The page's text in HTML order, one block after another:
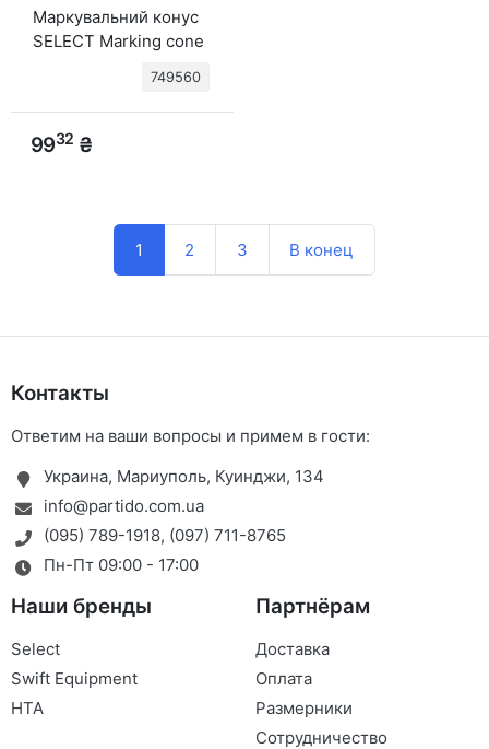
Маркувальний конус
SELECT Marking cone
749560
9932 ₴
1 2 3 В конец
Контакты
Ответим на ваши вопросы и примем в гости:
Украина, Мариуполь, Куинджи, 134
info@partido.com.ua
(095) 789-1918, (097) 711-8765
Пн-Пт 09:00 - 17:00
Наши бренды
Select
Swift Equipment
HTA
Партнёрам
Доставка
Оплата
Размерники
Сотрудничество